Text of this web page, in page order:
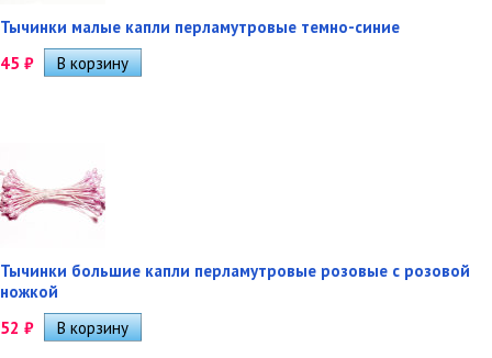
Тычинки малые капли перламутровые темно-синие
45 ₽
Тычинки большие капли перламутровые розовые с розовой
ножкой
52 ₽